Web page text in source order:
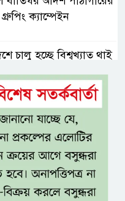
গ্রুপিং ক্যাম্পেইন
চালু হচ্ছে বিশ্বখ্যাত থাই
রাজনৈতিক মৃত্যু হয়েছে
হয়েছে দিল্লিতে:
আর শেখ হাসিনাকে
না